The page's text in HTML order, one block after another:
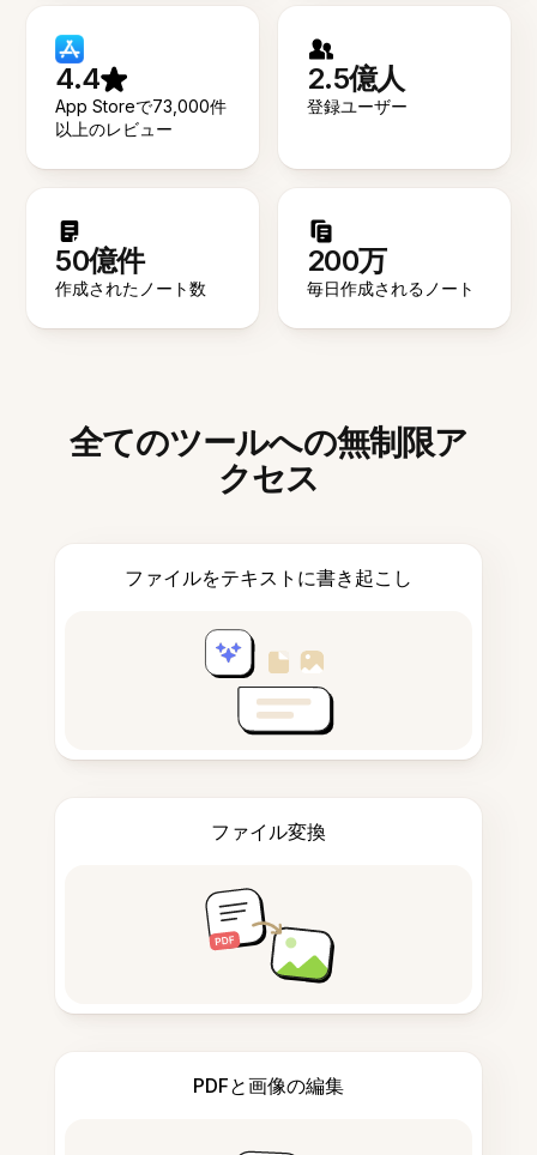
4.4
App Storeで73,000件
以上のレビュー
2.5億人
登録ユーザー
50億件
作成されたノート数
200万
毎日作成されるノート
全てのツールへの無制限ア
クセス
ファイルをテキストに書き起こし
ファイル変換
PDFと画像の編集